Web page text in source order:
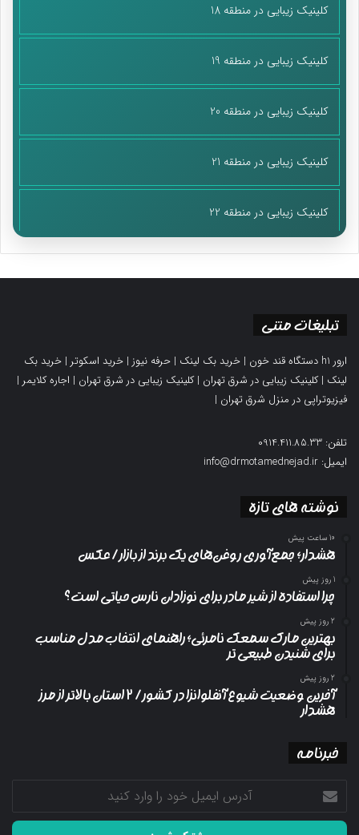
کلینیک زیبایی در منطقه 18
کلینیک زیبایی در منطقه 19
کلینیک زیبایی در منطقه 20
کلینیک زیبایی در منطقه 21
کلینیک زیبایی در منطقه 22
تبلیغات متنی
ارور h1 دستگاه قند خون | خرید بک لینک | حرفه نیوز | خرید اسکوتر | خرید بک
لینک |کلینیک زیبایی در شرق تهران |کلینیک زیبایی در شرق تهران | اجاره کلایمر |
فیزیوتراپی در منزل شرق تهران |
تلفن: 0914.411.85.33
ایمیل: info@drmotamednejad.ir
نوشته های تازه
10 ساعت پیش
هشدار؛ جمع‌آوری روغن‌های یک برند از بازار/ عکس
1 روز پیش
چرا استفاده از شیر مادر برای نوزادان نارس حیاتی است؟
2 روز پیش
بهترین مارک سمعک نامرئی؛ راهنمای انتخاب مدل مناسب
برای شنیدن طبیعی تر
2 روز پیش
آخرین وضعیت شیوع آنفلوانزا در کشور/ ۲ استان بالاتر از مرز
هشدار
خبرنامه
آدرس
ایمیل
خود